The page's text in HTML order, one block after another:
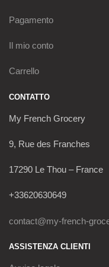
Pagamento
Il mio conto
Carrello
CONTATTO
My French Grocery
9, Rue des Franches
17290 Le Thou – France
+33620630649
contact@my-french-
ASSISTENZA CLIENTI